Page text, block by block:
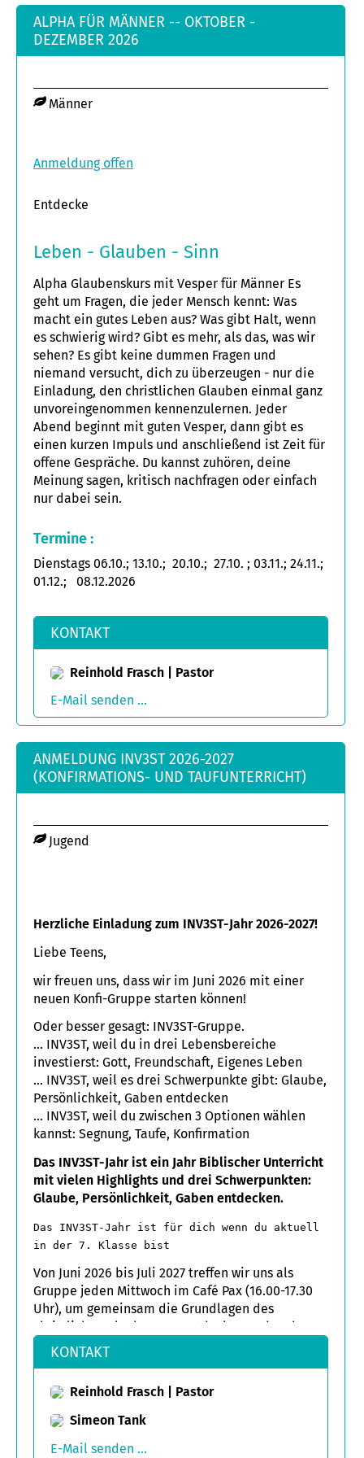
ALPHA FÜR MÄNNER -- OKTOBER -
DEZEMBER 2026
Anmeldung offen
Entdecke
Leben - Glauben - Sinn
Alpha Glaubenskurs mit Vesper für Männer Es
geht um Fragen, die jeder Mensch kennt: Was
macht ein gutes Leben aus? Was gibt Halt, wenn
es schwierig wird? Gibt es mehr, als das, was wir
sehen? Es gibt keine dummen Fragen und
niemand versucht, dich zu überzeugen - nur die
Einladung, den christlichen Glauben einmal ganz
unvoreingenommen kennenzulernen. Jeder
Abend beginnt mit guten Vesper, dann gibt es
einen kurzen Impuls und anschließend ist Zeit für
offene Gespräche. Du kannst zuhören, deine
Meinung sagen, kritisch nachfragen oder einfach
nur dabei sein.
Termine :
Dienstags 06.10.; 13.10.; 20.10.; 27.10. ; 03.11.; 24.11.;
01.12.; 08.12.2026
Über diese Themen möchten wir miteinander ins
Hat das Leben mehr zu bieten?
Wer ist Jesus?
Warum starb Jesus?
Was kann mir Gewissheit im Glauben geben?
Warum und wie bete ich?
Wie führt uns Gott?
Wer ist der Heilige Geist
Männer
KONTAKT
Reinhold Frasch | Pastor
E-Mail senden ...
ANMELDUNG INV3ST 2026-2027
(KONFIRMATIONS- UND TAUFUNTERRICHT)
Herzliche Einladung zum INV3ST-Jahr 2026-2027!
Liebe Teens,
wir freuen uns, dass wir im Juni 2026 mit einer
neuen Konfi-Gruppe starten können!
Oder besser gesagt: INV3ST-Gruppe.
… INV3ST, weil du in drei Lebensbereiche
investierst: Gott, Freundschaft, Eigenes Leben
… INV3ST, weil es drei Schwerpunkte gibt: Glaube,
Persönlichkeit, Gaben entdecken
… INV3ST, weil du zwischen 3 Optionen wählen
kannst: Segnung, Taufe, Konfirmation
Das INV3ST-Jahr ist ein Jahr Biblischer Unterricht
mit vielen Highlights und drei Schwerpunkten:
Glaube, Persönlichkeit, Gaben entdecken.
Das INV3ST-Jahr ist für dich wenn du aktuell
in der 7. Klasse bist
Von Juni 2026 bis Juli 2027 treffen wir uns als
Gruppe jeden Mittwoch im Café Pax (16.00-17.30
Uhr), um gemeinsam die Grundlagen des
christlichen Glaubens zu entdecken und mehr
über Gott zu lernen. Ein besonderes Highlight ist
der Festgottesdienst, in dem wir gleich 3x feiern:
kannst du Dich auf tolle Aktionen mit dem Invest-
Team, zwei geniale Freizeiten (am Bodenseehof
freuen!
Jugend
KONTAKT
Reinhold Frasch | Pastor
Simeon Tank
E-Mail senden ...